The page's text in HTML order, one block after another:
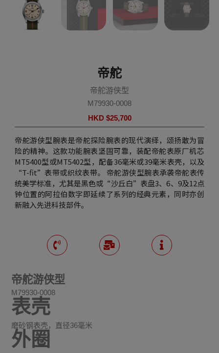
帝舵
帝舵游侠型
M79930-0008
HKD $25,700
帝舵游侠型腕表是帝舵探险腕表的现代演绎，颂扬敢为冒
险的精神。这款功能腕表坚固可靠，装配帝舵表原厂机芯
MT5400型或MT5402型，配备36毫米或39毫米表壳，以及
“T-fit”表带或织纹表带。 帝舵游侠型腕表承袭帝舵表传
统美学标准，尤其是黑色或“沙丘白”表盘3、6、9及12点
钟位置的阿拉伯数字即延续了系列的经典元素，同时亦创
新融入先进科技部件。
帝舵游侠型
M79930-0008
表壳
磨砂钢表壳，直径36毫米
外圈